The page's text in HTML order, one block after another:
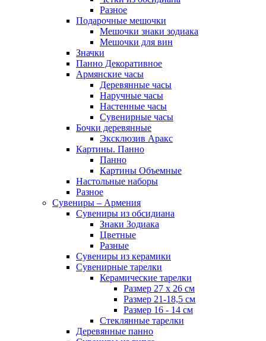
Разное
Подарочные мешочки
Мешочки знаки зодиака
Мешочки для вин
Значки
Панно Декоративное
Армянские часы
Деревянные часы
Наручные часы
Настенные часы
Сувенирные часы
Бочки деревянные
Эксклюзив Аракс
Картины. Панно
Панно
Картины Объемные
Настольные наборы
Разное
Сувениры – Армения
Сувениры из обсидиана
Знаки Зодиака
Цветные
Разные
Сувениры из керамики
Сувенирные тарелки
Керамические тарелки
Размер 27 х 26 см
Размер 21-18,5 см
Размер 16 - 14 см
Стеклянные тарелки
Деревянные панно